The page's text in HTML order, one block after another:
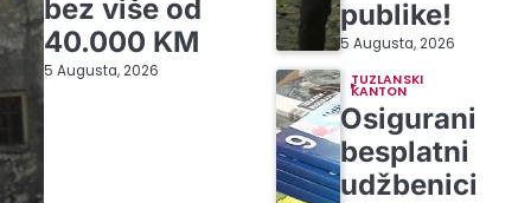
bez više od
40.000 KM
5 Augusta, 2026
publike!
5 Augusta, 2026
TUZLANSKI
KANTON
Osigurani
besplatni
udžbenici